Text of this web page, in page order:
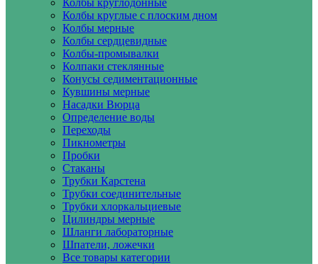
Колбы круглодонные
Колбы круглые с плоским дном
Колбы мерные
Колбы сердцевидные
Колбы-промывалки
Колпаки стеклянные
Конусы седиментационные
Кувшины мерные
Насадки Вюрца
Определение воды
Переходы
Пикнометры
Пробки
Стаканы
Трубки Карстена
Трубки соединительные
Трубки хлоркальциевые
Цилиндры мерные
Шланги лабораторные
Шпатели, ложечки
Все товары категории